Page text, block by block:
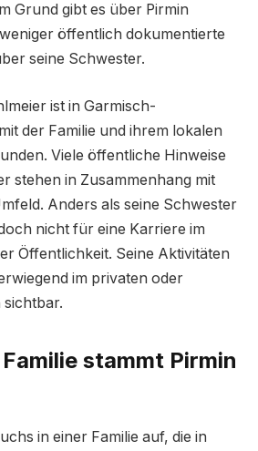
Grund gibt es über Pirmin
öffentlich dokumentierte
seine Schwester.
ist in Garmisch-
der Familie und ihrem lokalen
Viele öffentliche Hinweise
stehen in Zusammenhang mit
Anders als seine Schwester
nicht für eine Karriere im
Öffentlichkeit. Seine Aktivitäten
im privaten oder
sichtbar.
stammt Pirmin
in einer Familie auf, die in